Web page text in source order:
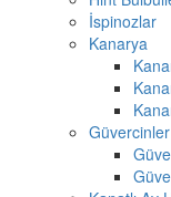
İspinozlar
Kanarya
Güvercinler